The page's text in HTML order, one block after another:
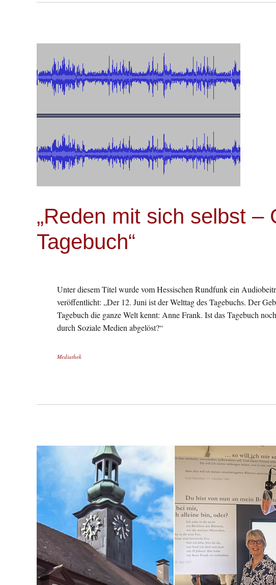
„Reden mit sich selbst –
Tagebuch“
Unter diesem Titel wurde vom Hessischen Rundfunk ein
veröffentlicht: „Der 12. Juni ist der Welttag des Tagebuchs. Der
Tagebuch die ganze Welt kennt: Anne Frank. Ist das Tagebuch
durch Soziale Medien abgelöst?“
Mediathek